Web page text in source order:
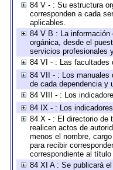
84 V - : Su estructura
corresponden a cada
aplicables.
84 V B : La información
orgánica, desde el
servicios profesionales
84 VI - : Las facultades
84 VII - : Los manuales
de cada dependencia y
84 VIII - : Los
84 IX - : Los
84 X - : El directorio de
realicen actos de
menos el nombre,
para recibir
correspondiente al
84 XI A : Se publicará